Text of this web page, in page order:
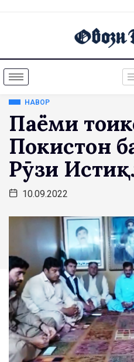
НАВОР
Паёми
Покистон
Рӯзи
10.09.2022